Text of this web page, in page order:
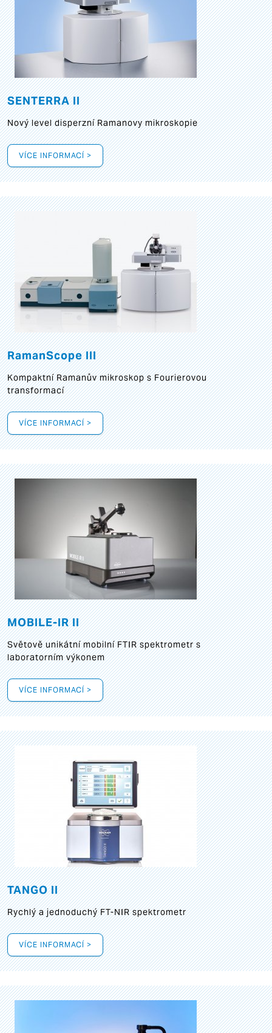
SENTERRA II
Nový level disperzní Ramanovy mikroskopie
VÍCE INFORMACÍ >
RamanScope III
Kompaktní Ramanův mikroskop s Fourierovou
transformací
VÍCE INFORMACÍ >
MOBILE-IR II
Světově unikátní mobilní FTIR spektrometr s
laboratorním výkonem
VÍCE INFORMACÍ >
TANGO II
Rychlý a jednoduchý FT-NIR spektrometr
VÍCE INFORMACÍ >